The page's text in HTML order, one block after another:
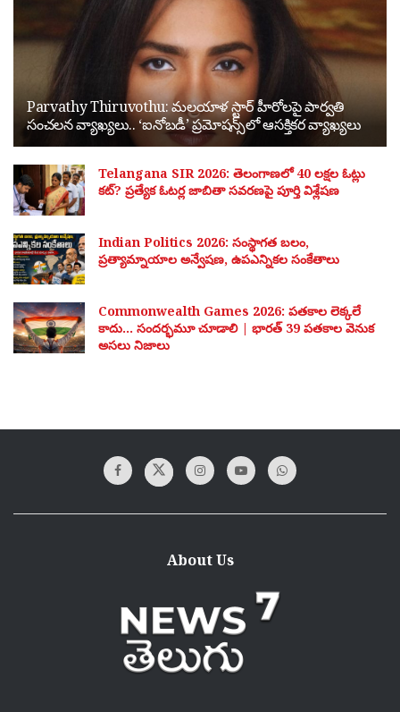
Parvathy Thiruvothu: మలయాళ స్టార్ హీరోలపై పార్వతి
సంచలన వ్యాఖ్యలు.. ‘ఐనోబడీ’ ప్రమోషన్స్‌లో ఆసక్తికర వ్యాఖ్యలు
Telangana SIR 2026: తెలంగాణలో 40 లక్షల ఓట్లు
కట్? ప్రత్యేక ఓటర్ల జాబితా సవరణపై పూర్తి విశ్లేషణ
Indian Politics 2026: సంస్థాగత బలం,
ప్రత్యామ్నాయాల అన్వేషణ, ఉపఎన్నికల సంకేతాలు
Commonwealth Games 2026: పతకాల లెక్కలే
కాదు… సందర్భమూ చూడాలి | భారత్ 39 పతకాల వెనుక
అసలు నిజాలు
About Us